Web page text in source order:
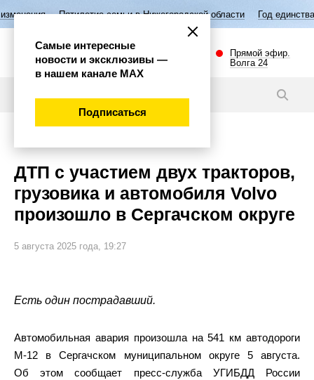
семьи в Нижегородской области Год единства народов России
Прямой эфир.
Волга 24
ДТП с участием двух тракторов,
грузовика и автомобиля Volvo
произошло в Сергачском округе
5 августа 2025 года, 19:27
Есть один пострадавший.
Автомобильная авария произошла на 541 км автодороги
М-12 в Сергачском муниципальном округе 5 августа.
Об этом сообщает пресс-служба УГИБДД России
Самые интересные
новости и эксклюзивы —
в нашем канале МАХ
Подписаться